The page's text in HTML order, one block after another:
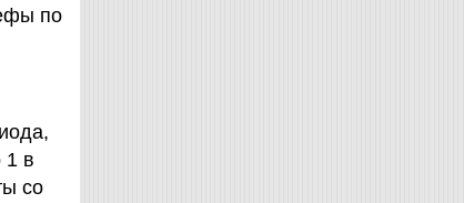
по
1 в
со